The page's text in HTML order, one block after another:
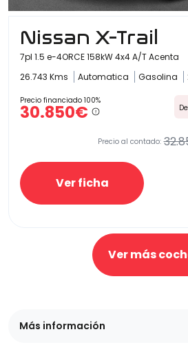
Nissan X-Trail
7pl 1.5 e-4ORCE 158kW 4x4 A/T Acenta
26.743 Kms
Automatica Gasolina
Precio financiado 100%
30.850€
Precio al contado:
Ver ficha
Ver más
Más información